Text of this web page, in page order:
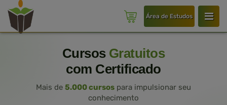
Área de Estudos
Cursos Gratuitos
com Certificado
Mais de 5.000 cursos para impulsionar seu
conhecimento